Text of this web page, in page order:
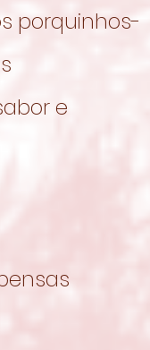
porquinhos-
e